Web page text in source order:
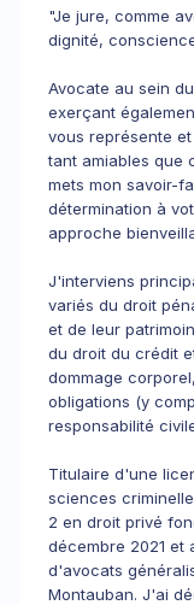
"Je jure, comme
dignité,
Avocate au sein
exerçant
vous représente
tant amiables que
mets mon savoir-
détermination à
approche
J'interviens
variés du droit
et de leur
du droit du crédit
dommage
obligations (y
responsabilité
Titulaire d'une
sciences
2 en droit privé
décembre 2021 et
d'avocats
Montauban. J'ai